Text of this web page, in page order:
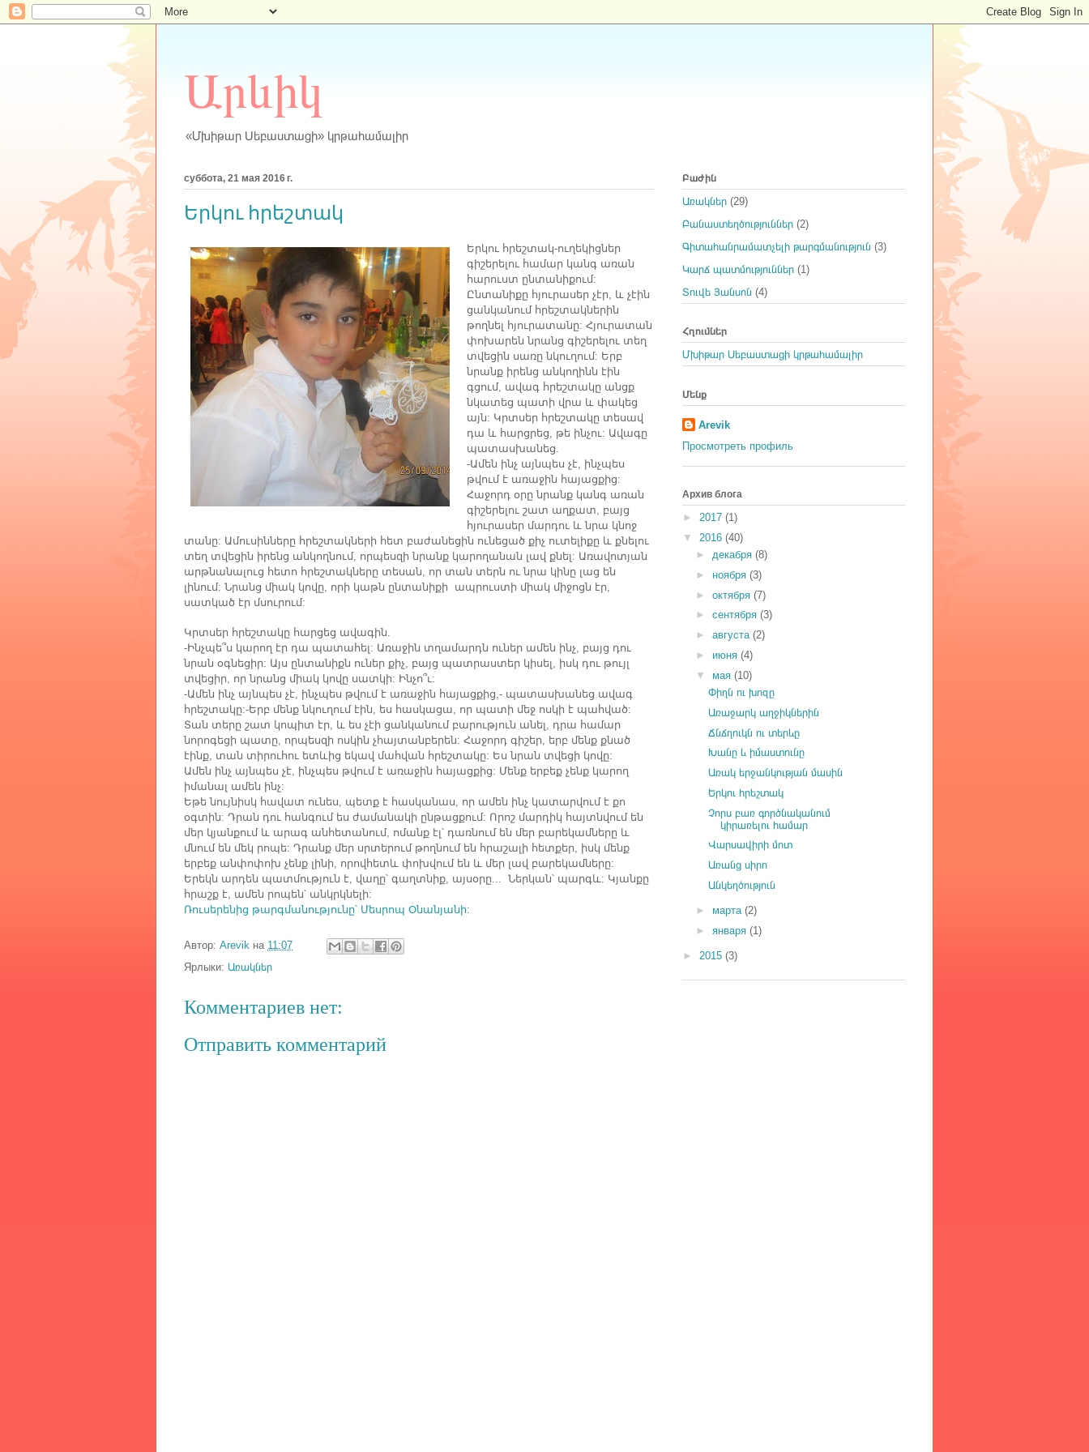
Արևիկ
«Մխիթար Սեբաստացի» կրթահամալիր
суббота, 21 мая 2016 г.
Երկու հրեշտակ
Երկու հրեշտակ-ուղեկիցներ
գիշերելու համար կանգ առան
հարուստ ընտանիքում:
Ընտանիքը հյուրասեր չէր և չէին
ցանկանում հրեշտակներին
թողնել հյուրատանը: Հյուրատան
փոխարեն նրանց գիշերելու տեղ
տվեցին սառը նկուղում: Երբ
նրանք իրենց անկողինն էին
գցում, ավագ հրեշտակը անցք
նկատեց պատի վրա և փակեց
այն: Կրտսեր հրեշտակը տեսավ
դա և հարցրեց թե ինչու: Ավագը
պատասխանեց
-Ամեն ինչ այնպես չէ ինչպես
թվում է առաջին հայացքից:
Հաջորդ օրը նրանք կանգ առան
գիշերելու շատ աղքատ բայց
հյուրասեր մարդու և նրա կնոջ
տանը: Ամուսինները հրեշտակների հետ բաժանեցին ունեցած քիչ ուտելիքը և քնելու
տեղ տվեցին իրենց անկողնում, որպեսզի նրանք կարողանան լավ քնել: Առավոտյան
արթնանալուց հետո հրեշտակները տեսան որ տան տերն ու նրա կինը լաց են
լինում: Նրանց միակ կովը որի կաթն ընտանիքի ապրուստի միակ միջոցն էր
սատկած էր մսուրում:
Կրտսեր հրեշտակը հարցեց ավագին
-Ինչպե՞ս կարող էր դա պատահել: Առաջին տղամարդն ուներ ամեն ինչ բայց դու
նրան օգնեցիր: Այս ընտանիքն ուներ քիչ բայց պատրաստեր կիսել իսկ դու թույլ
տվեցիր որ նրանց միակ կովը սատկի: Ինչո՞ւ:
-Ամեն ինչ այնպես չէ ինչպես թվում է առաջին հայացքից ,- պատասխանեց ավագ
հրեշտակը:-Երբ մենք նկուղում էին ես հասկացա որ պատի մեջ ոսկի է պահված:
Տան տերը շատ կոպիտ էր և ես չէի ցանկանում բարություն անել դրա համար
նորոգեցի պատը որպեսզի ոսկին չհայտանբերեն: Հաջորդ գիշեր երբ մենք քնած
էինք տան տիրուհու ետևից եկավ մահվան հրեշտակը: Ես նրան տվեցի կովը:
Ամեն ինչ այնպես չէ ինչպես թվում է առաջին հայացքից: Մենք երբեք չենք կարող
իմանալ ամեն ինչ:
Եթե նույնիսկ հավատ ունես պետք է հասկանաս որ ամեն ինչ կատարվում է քո
օգտին: Դրան դու հանգում ես ժամանակի ընթացքում: Որոշ մարդիկ հայտնվում են
մեր կյանքում և արագ անհետանում, ոմանք էլ՝ դառնում են մեր բարեկամները և
մնում են մեկ րոպե: Դրանք մեր սրտերում թողնում են հրաշալի հետքեր իսկ մենք
երբեք անփոփոխ չենք լինի որովհետև փոխվում են և մեր լավ բարեկամները:
Երեկն արդեն պատմություն է վաղը՝ գաղտնիք այսօրը Ներկան՝ պարգև: Կյանքը
հրաշք է ամեն րոպեն՝ անկրկնելի:
Ռուսերենից թարգմանությունը՝ Մեսրոպ Օնանյանի:
Автор: Arevik на 11:07
Ярлыки: Առակներ
Комментариев нет:
Отправить комментарий
Բաժին
Առակներ (29)
Բանաստեղծություններ (2)
Գիտահանրամատչելի թարգմանություն (3)
Կարճ պատմություններ (1)
Տուվե Յանսոն (4)
Հղումներ
Մխիթար Սեբաստացի կրթահամալիր
Մենք
Arevik
Просмотреть профиль
Архив блога
► 2017 (1)
▼ 2016 (40)
► декабря (8)
► ноября (3)
► октября (7)
► сентября (3)
► августа (2)
► июня (4)
▼ мая (10)
Փիղն ու խոզը
Առաջարկ աղջիկներին
Ճնճղուկն ու տերևը
Խանը և իմաստունը
Առակ երջանկության մասին
Երկու հրեշտակ
Չորս բառ գործնականում
կիրառելու համար
Վարսավիրի մոտ
Առանց սիրո
Անկեղծություն
► марта (2)
► января (1)
► 2015 (3)